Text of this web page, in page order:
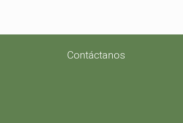
Contáctanos